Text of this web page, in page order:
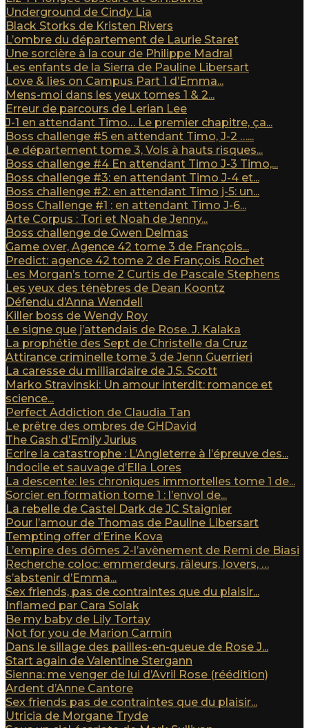
Underground de Cindy Lia
Black Storks de Kristen Rivers
L’ombre du département de Laurie Staret
Une sorcière à la cour de Philippe Madral
Les enfants de la Sierra de Pauline Libersart
Love & lies on Campus Part 1 d’Emma...
Mens-moi dans les yeux tomes 1 & 2...
Erreur de parcours de Lerian Lee
J-1 en attendant Timo… Le premier chapitre, ça...
Boss challenge #5 en attendant Timo, J-2 …...
Le département tome 3, Vols à hauts risques...
Boss challenge #4 En attendant Timo J-3 Timo,...
Boss challenge #3: en attendant Timo J-4 et...
Boss challenge #2: en attendant Timo j-5: un...
Boss Challenge #1 : en attendant Timo J-6...
Arte Corpus : Tori et Noah de Jenny...
Boss challenge de Gwen Delmas
Game over, Agence 42 tome 3 de François...
Predict: agence 42 tome 2 de François Rochet
Les Morgan’s tome 2 Curtis de Pascale Stephens
Les yeux des ténèbres de Dean Koontz
Défendu d’Anna Wendell
Killer boss de Wendy Roy
Le signe que j’attendais de Rose. J. Kalaka
La prophétie des Sept de Christelle da Cruz
Attirance criminelle tome 3 de Jenn Guerrieri
La caresse du milliardaire de J.S. Scott
Marko Stravinski: Un amour interdit: romance et
science...
Perfect Addiction de Claudia Tan
Le prêtre des ombres de GHDavid
The Gash d’Emily Jurius
Ecrire la catastrophe : L’Angleterre à l’épreuve des...
Indocile et sauvage d’Ella Lores
La descente: les chroniques immortelles tome 1 de...
Sorcier en formation tome 1 : l’envol de...
La rebelle de Castel Dark de JC Staignier
Pour l’amour de Thomas de Pauline Libersart
Tempting offer d’Erine Kova
L’empire des dômes 2-l’avènement de Remi de Biasi
Recherche coloc: emmerdeurs, râleurs, lovers, …
s’abstenir d’Emma...
Sex friends, pas de contraintes que du plaisir...
Inflamed par Cara Solak
Be my baby de Lily Tortay
Not for you de Marion Carmin
Dans le sillage des pailles-en-queue de Rose J...
Start again de Valentine Stergann
Sienna: me venger de lui d’Avril Rose (réédition)
Ardent d’Anne Cantore
Sex friends pas de contraintes que du plaisir...
Utricia de Morgane Tryde